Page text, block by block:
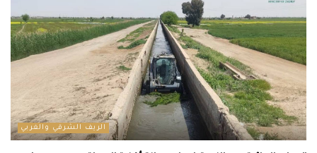
الريف الشرقي والغربي